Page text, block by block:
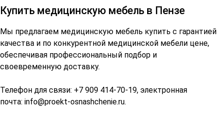
Купить медицинскую мебель в Пензе
Мы предлагаем медицинскую мебель купить с гарантией
качества и по конкурентной медицинской мебели цене,
обеспечивая профессиональный подбор и
своевременную доставку.
Телефон для связи: +7 909 414-70-19, электронная
почта: info@proekt-osnashchenie.ru.